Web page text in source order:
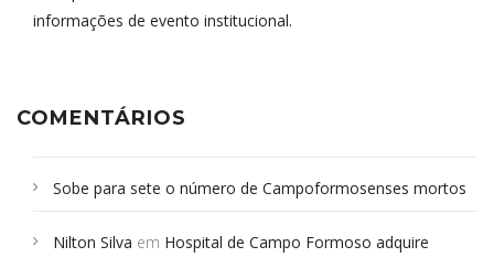
informações de evento institucional.
COMENTÁRIOS
Sobe para sete o número de Campoformosenses mortos
Campoformosenses que morreram em desabamentos são
Nilton Silva em Hospital de Campo Formoso adquire